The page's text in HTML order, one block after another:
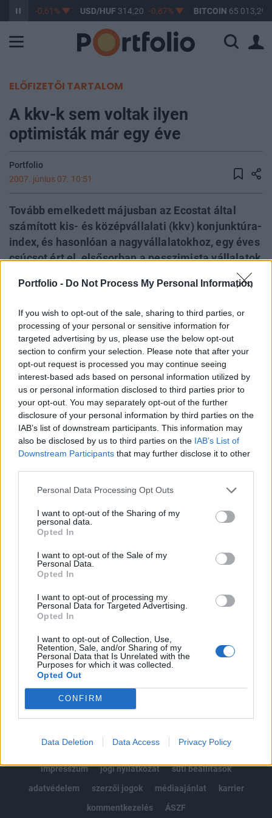
Portfolio - Do Not Process My Personal Information
If you wish to opt-out of the sale, sharing to third parties, or
processing of your personal or sensitive information for
targeted advertising by us, please use the below opt-out
section to confirm your selection. Please note that after your
opt-out request is processed you may continue seeing
interest-based ads based on personal information utilized by
us or personal information disclosed to third parties prior to
your opt-out. You may separately opt-out of the further
disclosure of your personal information by third parties on the
IAB’s list of downstream participants. This information may
also be disclosed by us to third parties on the IAB’s List of
Downstream Participants that may further disclose it to other
Personal Data Processing Opt Outs
I want to opt-out of the Sharing of my
personal data.
Opted In
I want to opt-out of the Sale of my
Personal Data.
Opted In
I want to opt-out of processing my
Personal Data for Targeted Advertising.
Opted In
I want to opt-out of Collection, Use,
Retention, Sale, and/or Sharing of my
Personal Data that Is Unrelated with the
Purposes for which it was collected.
Opted Out
CONFIRM
Data Deletion Data Access Privacy Policy
363,17 -0,61% USD/HUF314,20 -0,87% BITCOIN65 013,29
ELŐFIZETŐI TARTALOM
A kkv-k sem voltak ilyen
optimisták már egy éve
Portfolio
2007. június 07. 10:51
Tovább emelkedett májusban az Ecostat által
számított kis- és középvállalati (kkv) konjunktúra-
index, és hasonlóan a nagyvállalatokhoz, egy éves
csúcsot ért el, elsősorban a pesszimista vállalatok
arányának süllyedése következtében. Az index
45-ről 46.2 pontra emelkedett, ennél magasabb
Kapcsolódó cikkünk2007.06.06 10:26Éves csúcson a
vállalati bizalomAz Ecostat felmérése alapján a következő
fél évben a nemzetgazdasági feltételek javulásában bízik a
kkv-k egyharmada, szinten maradását valószínűsíti 36
százalékuk. A pesszimista előrejelzések aránya az egy
évvel ezelőtti szintre esett vissza, mértéke 31 százalék.
Saját vállalatuk rövid távú kilátásainak...
KEDVES OLVASÓNK!
tartozik, melynek olvasása előfizetéses
regisztrációhoz kötött.
Az előfizetés a következőket tartalmazza:
Kötéslisták: BÉT elmúlt 2 év napon belüli
kötéslistái
Előfizetés
MÁR ELŐFIZETŐNK VAGY?BEJELENTKEZÉS
impresszum
jogi nyilatkozat
süti beállítások
adatvédelem
szerzői jogok médiaajánlat
karrier
kommentkezelés
ÁSZF